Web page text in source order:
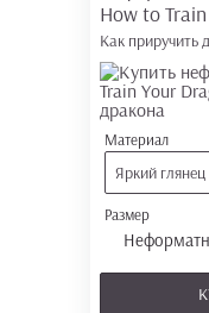
How to
Как приручить
Материал
Яркий глянец
Размер